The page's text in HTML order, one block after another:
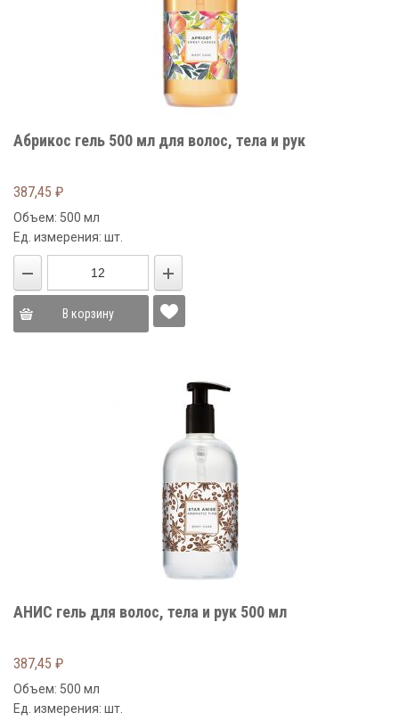
Абрикос гель 500 мл для волос, тела и рук
387,45 ₽
Объем: 500 мл
Ед. измерения: шт.
В корзину
АНИС гель для волос, тела и рук 500 мл
387,45 ₽
Объем: 500 мл
Ед. измерения: шт.